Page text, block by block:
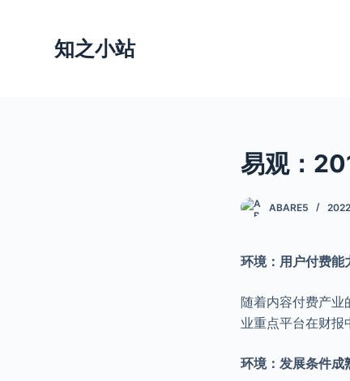
知之小站
易观：
ABARE5
环境：用户付费能
随着内容付费产
业重点平台在财报
环境：发展条件成